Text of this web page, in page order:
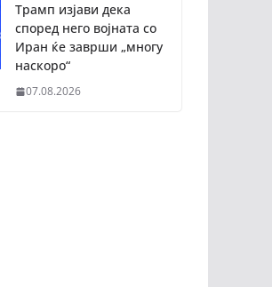
Трамп изјави дека
според него војната со
Иран ќе заврши „многу
наскоро“
07.08.2026